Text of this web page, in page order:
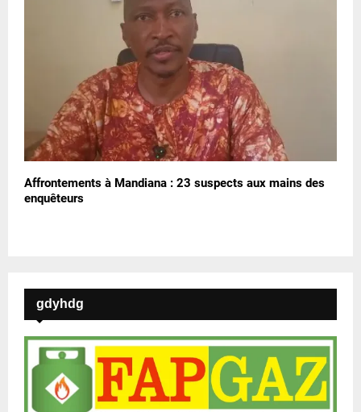
Affrontements à Mandiana : 23 suspects aux mains des
enquêteurs
gdyhdg